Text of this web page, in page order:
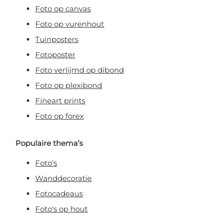
Foto op canvas
Foto op vurenhout
Tuinposters
Fotoposter
Foto verlijmd op dibond
Foto op plexibond
Fineart prints
Foto op forex
Populaire thema’s
Foto's
Wanddecoratie
Fotocadeaus
Foto's op hout